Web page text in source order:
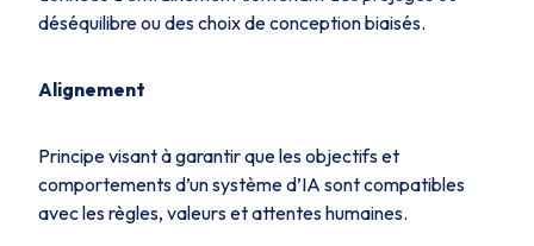
déséquilibre ou des choix de conception biaisés.
Alignement
Principe visant à garantir que les objectifs et
comportements d’un système d’IA sont compatibles
avec les règles, valeurs et attentes humaines.